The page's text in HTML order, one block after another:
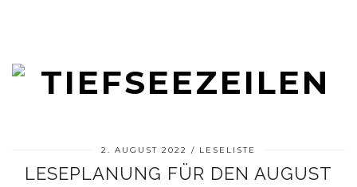
2. AUGUST 2022 LESELISTE
LESEPLANUNG FÜR DEN AUGUST